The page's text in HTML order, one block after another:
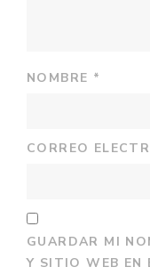
NOMBRE *
CORREO
GUARDAR MI
Y SITIO WEB EN